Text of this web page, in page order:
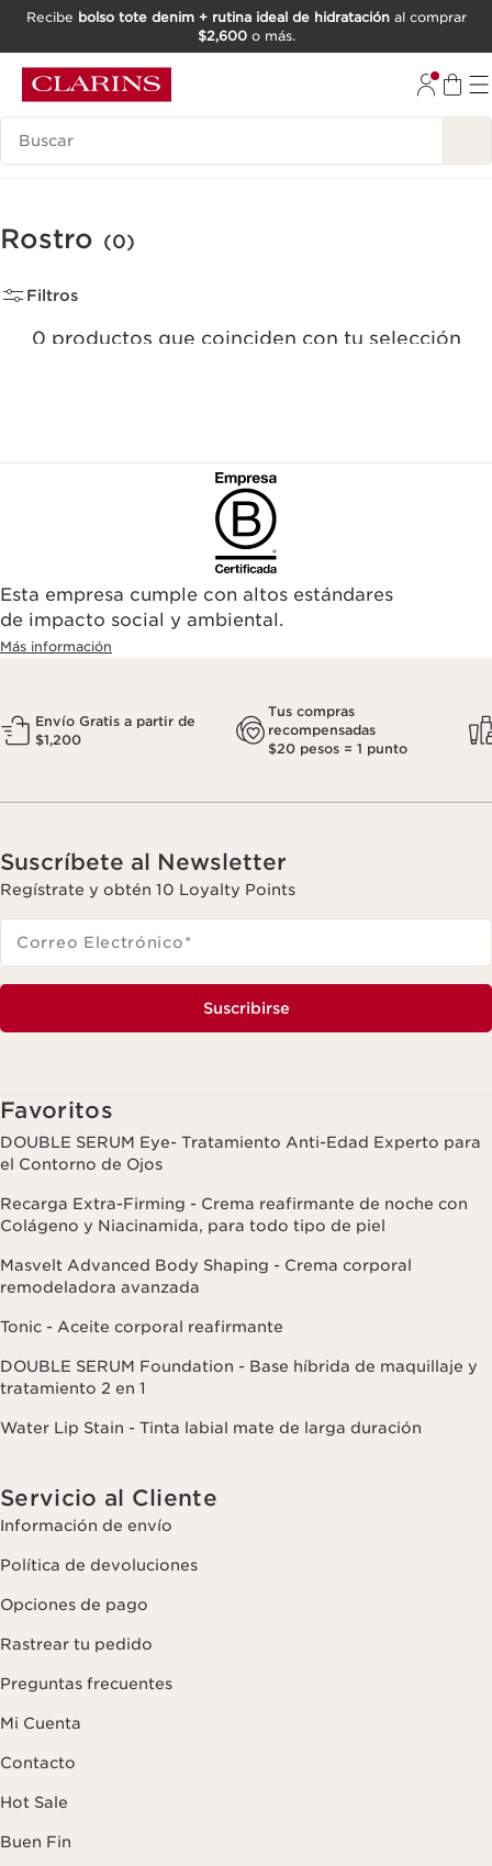
IR AL PIE DE PÁGINA
Recibe bolso tote denim + rutina ideal de hidrataciónal comprar
$2,600o más.
Buscar
Rostro (0)
Filtros
0 productos que coinciden con tu selección
Esta empresa cumple con altos estándares
de impacto social y ambiental.
Más información
Envío Gratis a partir de
$1,200
Tus compras
recompensadas
$20 pesos = 1 punto
Suscríbete al Newsletter
Regístrate y obtén 10 Loyalty Points
Correo Electrónico*
Suscribirse
Favoritos
DOUBLE SERUM Eye- Tratamiento Anti-Edad Experto para
el Contorno de Ojos
Recarga Extra-Firming - Crema reafirmante de noche con
Colágeno y Niacinamida, para todo tipo de piel
Masvelt Advanced Body Shaping - Crema corporal
remodeladora avanzada
Tonic - Aceite corporal reafirmante
DOUBLE SERUM Foundation - Base híbrida de maquillaje y
tratamiento 2 en 1
Water Lip Stain - Tinta labial mate de larga duración
Servicio al Cliente
Información de envío
Política de devoluciones
Opciones de pago
Rastrear tu pedido
Preguntas frecuentes
Mi Cuenta
Contacto
Hot Sale
Buen Fin